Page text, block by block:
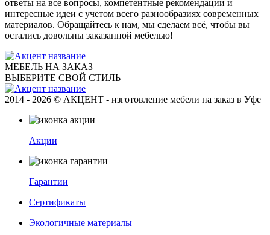
ответы на все вопросы, компетентные рекомендации и
интересные идеи с учетом всего разнообразиях современных
материалов. Обращайтесь к нам, мы сделаем всё, чтобы вы
остались довольны заказанной мебелью!
МЕБЕЛЬ НА ЗАКАЗ
ВЫБЕРИТЕ СВОЙ СТИЛЬ
2014 - 2026 © АКЦЕНТ - изготовление мебели на заказ в Уфе
Акции
Гарантии
Сертификаты
Экологичные материалы